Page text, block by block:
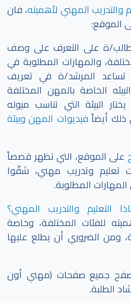
والتدريب المهني لأهميته، فان
الموقع:
ة على التعرف على وصف
والمهارات المطلوبة في
تساعد المرشد/ة في تعريف
الخاصة بالمهن المختلفة
البيئة التي تناسب ميوله
أيضاً فيديوات المهن وبيئة
على الموقع، التي تظهر قصصاً
تعليم وتدريب مهني، شقّوا
المطلوبة.
التعليم والتدريب المهني؟
للفئات المختلفة، وخاصة
ومن الضروري أن يطلع عليها
جميع صفحات (مهني أون
الطلبة.